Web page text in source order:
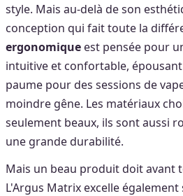
style. Mais au-delà de son
conception qui fait toute la
ergonomique est pensée pour
intuitive et confortable,
paume pour des sessions de
moindre gêne. Les matériaux
seulement beaux, ils sont aussi
une grande durabilité.
Mais un beau produit doit avant
L'Argus Matrix excelle